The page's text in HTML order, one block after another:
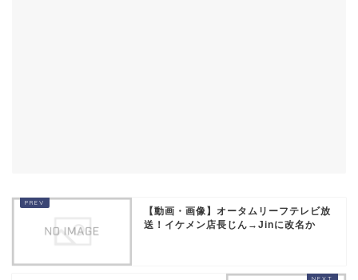
【動画・画像】オータムリーフテレビ放
送！イケメン店長じん→Jinに改名か